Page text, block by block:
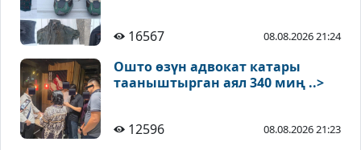
16567 08.08.2026 21:24
Ошто өзүн адвокат катары
тааныштырган аял 340 миң ..>
12596 08.08.2026 21:23